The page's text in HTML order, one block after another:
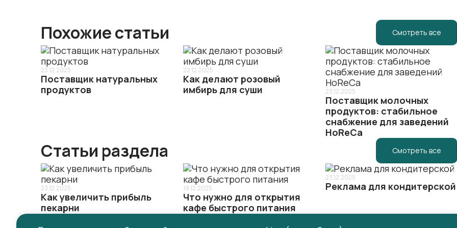
Похожие статьи Смотреть все
23.12.2025
Поставщик натуральных
продуктов
22.12.2025
Как делают розовый
имбирь для суши
23.12.2025
Поставщик молочных
продуктов: стабильное
снабжение для заведений
HoReCa
Статьи раздела Смотреть все
23.12.2025
Как увеличить прибыль
пекарни
19.12.2025
Что нужно для открытия
кафе быстрого питания
23.12.2025
Реклама для кондитерской